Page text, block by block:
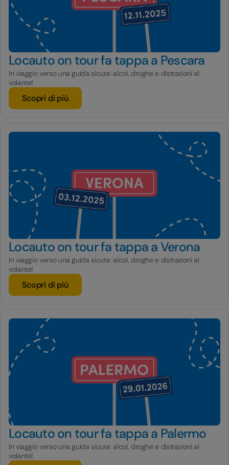
Locauto on tour fa tappa a Pescara
In viaggio verso una guida sicura: alcol, droghe e distrazioni al
volante!
Scopri di più
Locauto on tour fa tappa a Verona
In viaggio verso una guida sicura: alcol, droghe e distrazioni al
volante!
Scopri di più
Locauto on tour fa tappa a Palermo
In viaggio verso una guida sicura: alcol, droghe e distrazioni al
volante!